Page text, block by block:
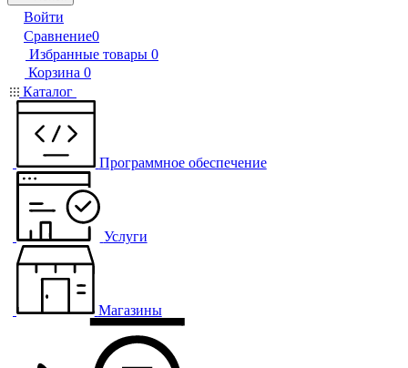
Войти
Сравнение0
Избранные товары 0
Корзина 0
Каталог
Программное обеспечение
Услуги
Магазины